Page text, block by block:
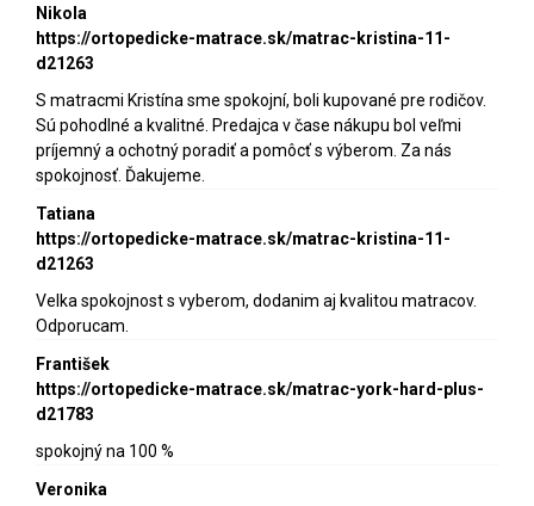
Nikola
https://ortopedicke-matrace.sk/matrac-kristina-11-
d21263
S matracmi Kristína sme spokojní, boli kupované pre rodičov.
Sú pohodlné a kvalitné. Predajca v čase nákupu bol veľmi
príjemný a ochotný poradiť a pomôcť s výberom. Za nás
spokojnosť. Ďakujeme.
Tatiana
https://ortopedicke-matrace.sk/matrac-kristina-11-
d21263
Velka spokojnost s vyberom, dodanim aj kvalitou matracov.
Odporucam.
František
https://ortopedicke-matrace.sk/matrac-york-hard-plus-
d21783
spokojný na 100 %
Veronika